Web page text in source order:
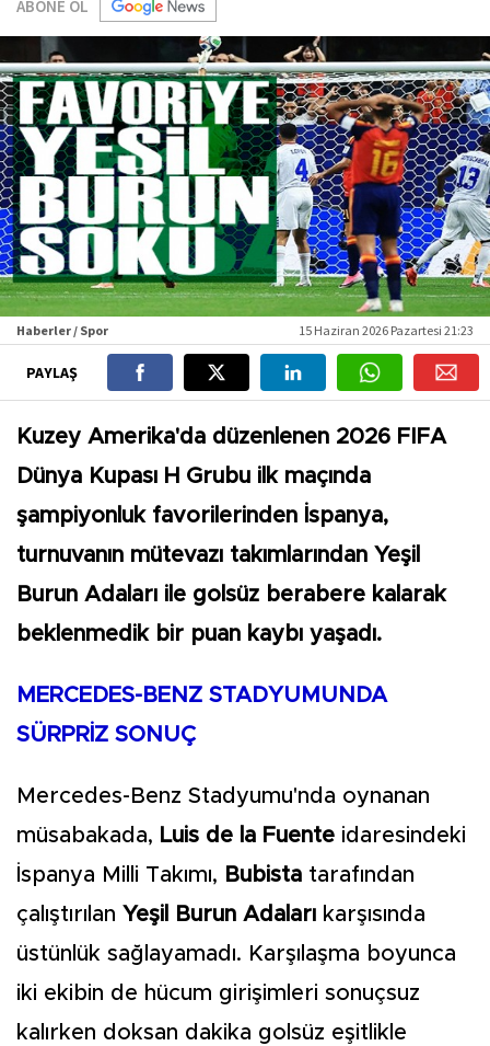
ABONE OL
Haberler / Spor 15 Haziran 2026 Pazartesi 21:23
PAYLAŞ
Kuzey Amerika'da düzenlenen 2026 FIFA
Dünya Kupası H Grubu ilk maçında
şampiyonluk favorilerinden İspanya,
turnuvanın mütevazı takımlarından Yeşil
Burun Adaları ile golsüz berabere kalarak
beklenmedik bir puan kaybı yaşadı.
MERCEDES-BENZ STADYUMUNDA
SÜRPRİZ SONUÇ
Mercedes-Benz Stadyumu'nda oynanan
müsabakada, Luis de la Fuente idaresindeki
İspanya Milli Takımı, Bubista tarafından
çalıştırılan Yeşil Burun Adaları karşısında
üstünlük sağlayamadı. Karşılaşma boyunca
iki ekibin de hücum girişimleri sonuçsuz
kalırken doksan dakika golsüz eşitlikle